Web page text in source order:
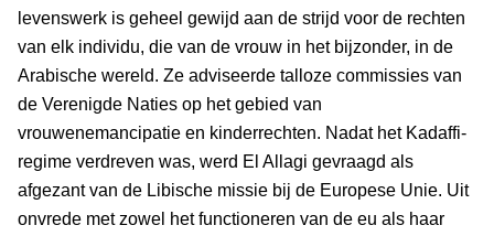
levenswerk is geheel gewijd aan de strijd voor de rechten
van elk individu, die van de vrouw in het bijzonder, in de
Arabische wereld. Ze adviseerde talloze commissies van
de Verenigde Naties op het gebied van
vrouwenemancipatie en kinderrechten. Nadat het Kadaffi-
regime verdreven was, werd El Allagi gevraagd als
afgezant van de Libische missie bij de Europese Unie. Uit
onvrede met zowel het functioneren van de eu als haar